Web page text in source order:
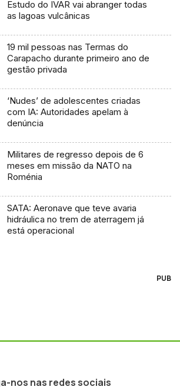
Estudo do IVAR vai abranger todas
as lagoas vulcânicas
19 mil pessoas nas Termas do
Carapacho durante primeiro ano de
gestão privada
‘Nudes’ de adolescentes criadas
com IA: Autoridades apelam à
denúncia
Militares de regresso depois de 6
meses em missão da NATO na
Roménia
SATA: Aeronave que teve avaria
hidráulica no trem de aterragem já
está operacional
PUB
nos nas redes sociais